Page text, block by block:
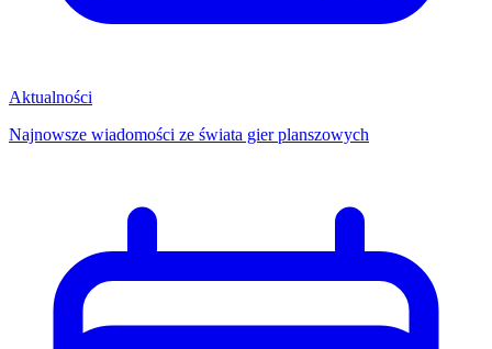
Aktualności
Najnowsze wiadomości ze świata gier planszowych